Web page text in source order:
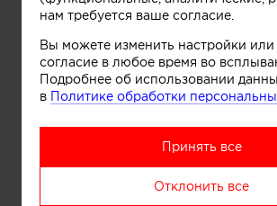
нам требуется ваше согласие.
Вы можете изменить настройки или
согласие в любое время во
Подробнее об использовании
в Политике обработки
Принять все
Отклонить все